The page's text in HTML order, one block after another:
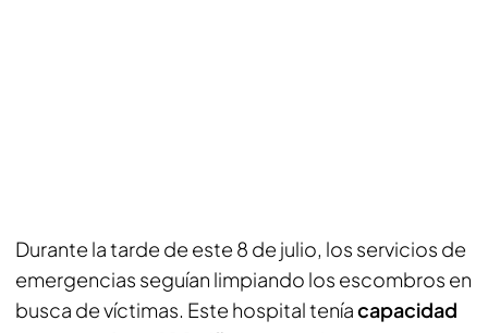
Durante la tarde de este 8 de julio, los servicios de
emergencias seguían limpiando los escombros en
busca de víctimas. Este hospital teníacapacidad